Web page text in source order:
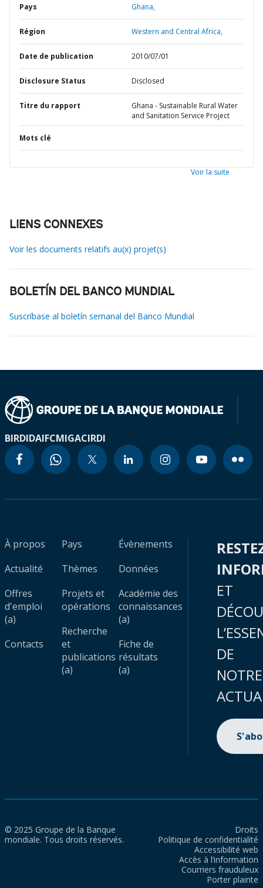
Pays Ghana,
Région Western and Central Africa,
Date de publication 2010/07/01
Disclosure Status Disclosed
Titre du rapport
Ghana - Sustainable Rural Water
and Sanitation Service Project
Mots clé
Voir la suite
LIENS CONNEXES
Voir les documents relatifs au(x) projet(s)
BOLETÍN DEL BANCO MUNDIAL
Suscríbase al boletín semanal del Banco Mundial
BIRDIDAIFCMIGACIRDI
À propos
Actualité
Offres
d'emploi
(a)
Contacts
Pays
Thèmes
Projets et
opérations
Recherche
et
publications
(a)
Évènements
Données
Académie des
connaissances
(a)
Fiche de
résultats
(a)
ET
DE
NOTRE
© 2025 Groupe de la Banque
mondiale. Tous droits réservés.
Droits
Politique de confidentialité
Accessibilité web
Accès à l’information
Courriers frauduleux
Porter plainte